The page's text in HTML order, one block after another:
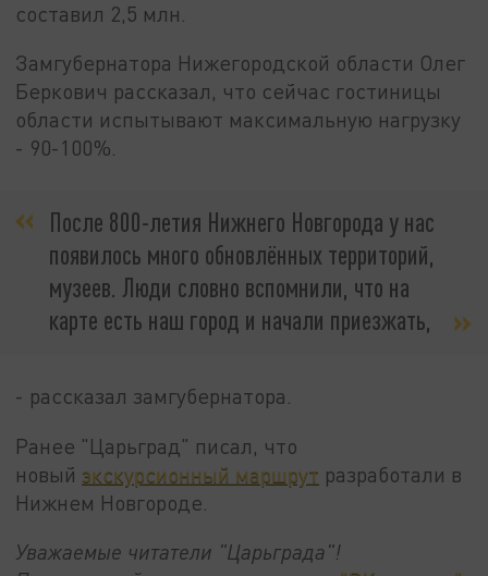
составил 2,5 млн.
Замгубернатора Нижегородской области Олег
Беркович рассказал, что сейчас гостиницы
области испытывают максимальную нагрузку
- 90-100%.
После 800-летия Нижнего Новгорода у нас
появилось много обновлённых территорий,
музеев. Люди словно вспомнили, что на
карте есть наш город и начали приезжать,
- рассказал замгубернатора.
Ранее "Царьград" писал, что
новый экскурсионный маршрут разработали в
Нижнем Новгороде.
Уважаемые читатели "Царьграда"!